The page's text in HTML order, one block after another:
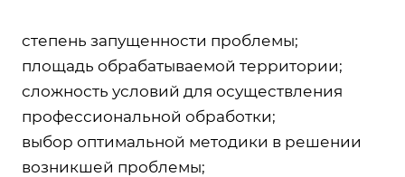
степень запущенности проблемы;
площадь обрабатываемой территории;
сложность условий для осуществления
профессиональной обработки;
выбор оптимальной методики в решении
возникшей проблемы;